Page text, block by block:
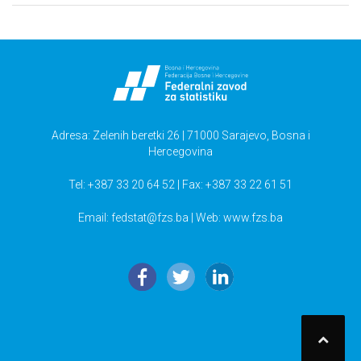
Adresa: Zelenih beretki 26 | 71000 Sarajevo, Bosna i
Hercegovina
Tel: +387 33 20 64 52 | Fax: +387 33 22 61 51
Email: fedstat@fzs.ba | Web: www.fzs.ba